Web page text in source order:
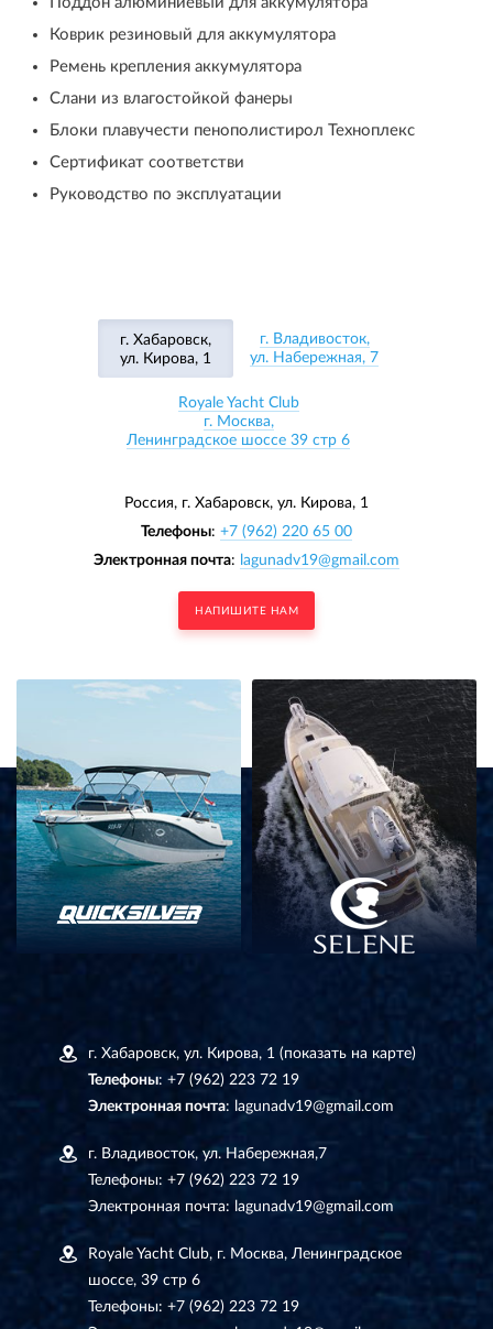
Коврик резиновый для аккумулятора
Ремень крепления аккумулятора
Слани из влагостойкой фанеры
Блоки плавучести пенополистирол Техноплекс
Сертификат соответстви
Руководство по эксплуатации
г. Хабаровск,
ул. Кирова, 1
г. Владивосток,
ул. Набережная, 7
Royale Yacht Club
г. Москва,
Ленинградское шоссе 39 стр 6
Россия, г. Хабаровск, ул. Кирова, 1
Телефоны: +7 (962) 220 65 00
Электронная почта: lagunadv19@gmail.com
НАПИШИТЕ НАМ
г. Хабаровск, ул. Кирова, 1 (показать на карте)
Телефоны: +7 (962) 223 72 19
Электронная почта: lagunadv19@gmail.com
г. Владивосток, ул. Набережная,7
Телефоны: +7 (962) 223 72 19
Электронная почта: lagunadv19@gmail.com
Royale Yacht Club, г. Москва, Ленинградское
шоссе, 39 стр 6
Телефоны: +7 (962) 223 72 19